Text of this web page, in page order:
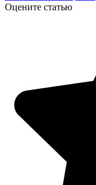
Оцените статью